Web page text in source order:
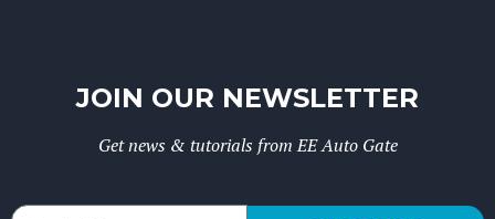
JOIN OUR NEWSLETTER
Get news & tutorials from EE Auto Gate